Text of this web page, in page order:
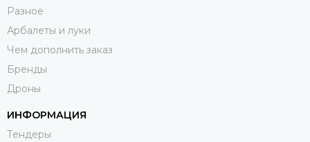
Разное
Арбалеты и луки
Чем дополнить заказ
Бренды
Дроны
ИНФОРМАЦИЯ
Тендеры